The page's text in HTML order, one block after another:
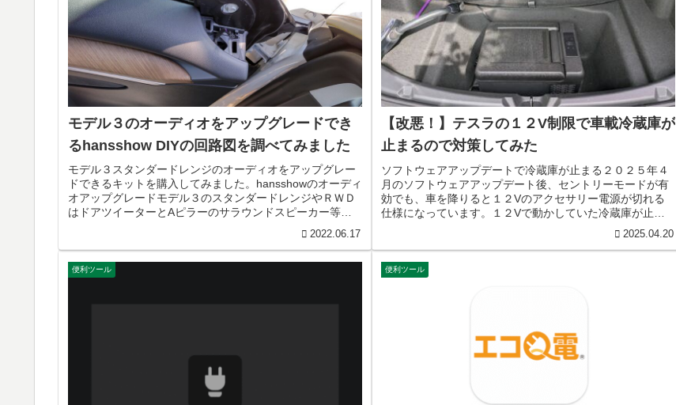
モデル３のオーディオをアップグレードでき
るhansshow DIYの回路図を調べてみました
モデル３スタンダードレンジのオーディオをアップグレー
ドできるキットを購入してみました。hansshowのオーディ
オアップグレードモデル３のスタンダードレンジやＲＷＤ
はドアツイーターとAピラーのサラウンドスピーカー等が
2022.06.17
【改悪！】テスラの１２V制限で車載冷蔵庫が
止まるので対策してみた
ソフトウェアアップデートで冷蔵庫が止まる２０２５年４
月のソフトウェアアップデート後、セントリーモードが有
効でも、車を降りると１２Vのアクセサリー電源が切れる
仕様になっています。１２Vで動かしていた冷蔵庫が止ま
2025.04.20
便利ツール 便利ツール